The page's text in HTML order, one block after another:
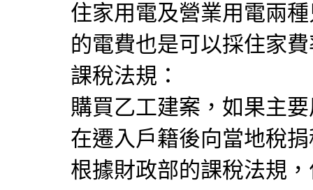
住家用電及營業用電兩
的電費也是可以採住家
課稅法規：
購買乙工建案，如果主
在遷入戶籍後向當地稅
根據財政部的課稅法規